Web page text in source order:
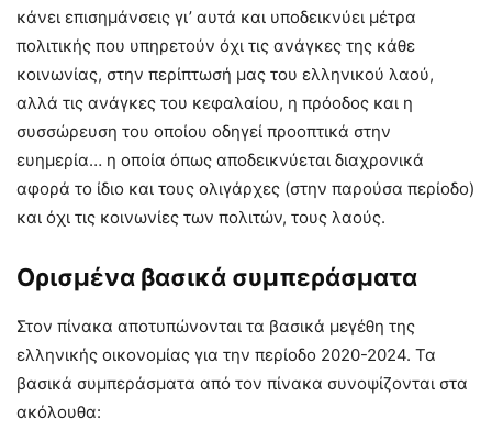
κάνει επισημάνσεις γι’ αυτά και υποδεικνύει μέτρα
πολιτικής που υπηρετούν όχι τις ανάγκες της κάθε
κοινωνίας, στην περίπτωσή μας του ελληνικού λαού,
αλλά τις ανάγκες του κεφαλαίου, η πρόοδος και η
συσσώρευση του οποίου οδηγεί προοπτικά στην
ευημερία… η οποία όπως αποδεικνύεται διαχρονικά
αφορά το ίδιο και τους ολιγάρχες (στην παρούσα περίοδο)
και όχι τις κοινωνίες των πολιτών, τους λαούς.
Ορισμένα βασικά συμπεράσματα
Στον πίνακα αποτυπώνονται τα βασικά μεγέθη της
ελληνικής οικονομίας για την περίοδο 2020-2024. Τα
βασικά συμπεράσματα από τον πίνακα συνοψίζονται στα
ακόλουθα: